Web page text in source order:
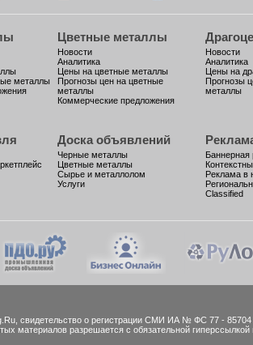
металлы
Цветные металлы
Новости
Аналитика
Цены на цветные металлы
Прогнозы цен на цветные
металлы
Коммерческие предложения
Новости
Аналитика
Цены на
Прогнозы
металлы
Доска объявлений
Черные металлы
Цветные металлы
Сырье и металлолом
Услуги
Баннерная
Реклама в
Classified
cвидетельство о регистрации СМИ ИА № ФС 77 - 85704
материалов разрешается с обязательной гиперссылкой